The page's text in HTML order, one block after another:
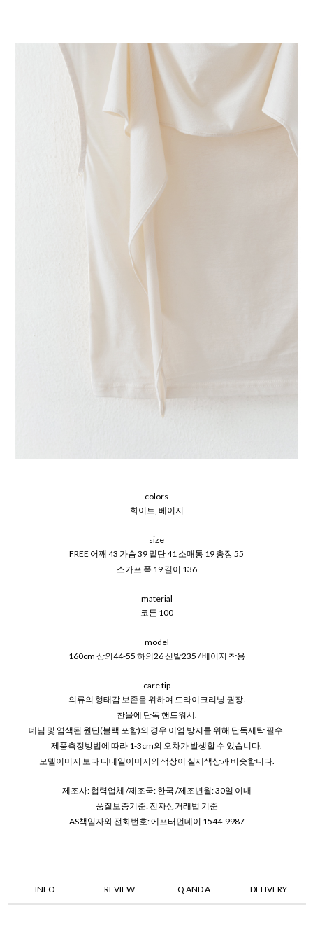
colors
화이트, 베이지
size
FREE 어깨 43 가슴 39 밑단 41 소매통 19 총장 55
스카프 폭 19 길이 136
material
코튼 100
model
160cm 상의44-55 하의26 신발235 / 베이지 착용
care tip
의류의 형태감 보존을 위하여 드라이크리닝 권장.
찬물에 단독 핸드워시.
데님 및 염색된 원단(블랙 포함)의 경우 이염 방지를 위해 단독세탁 필수.
제품측정방법에 따라 1-3cm의 오차가 발생할 수 있습니다.
모델이미지 보다 디테일이미지의 색상이 실제색상과 비슷합니다.
제조사: 협력업체 /제조국: 한국 /제조년월: 30일 이내
품질보증기준: 전자상거래법 기준
AS책임자와 전화번호: 에프터먼데이 1544-9987
INFO REVIEW Q AND A DELIVERY